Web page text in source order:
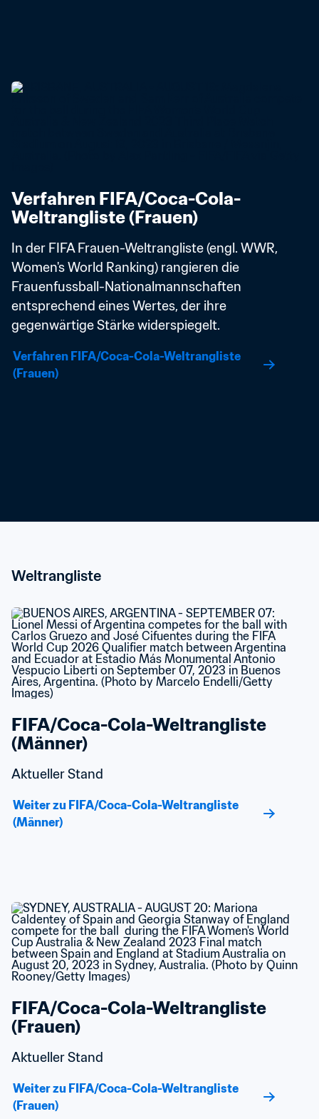
Verfahren FIFA/Coca-Cola-
Weltrangliste (Frauen)
In der FIFA Frauen-Weltrangliste (engl. WWR,
Women's World Ranking) rangieren die
Frauenfussball-Nationalmannschaften
entsprechend eines Wertes, der ihre
gegenwärtige Stärke widerspiegelt.
Verfahren FIFA/Coca-Cola-Weltrangliste
(Frauen)
Weltrangliste
FIFA/Coca-Cola-Weltrangliste
(Männer)
Aktueller Stand
Weiter zu FIFA/Coca-Cola-Weltrangliste
(Männer)
FIFA/Coca-Cola-Weltrangliste
(Frauen)
Aktueller Stand
Weiter zu FIFA/Coca-Cola-Weltrangliste
(Frauen)